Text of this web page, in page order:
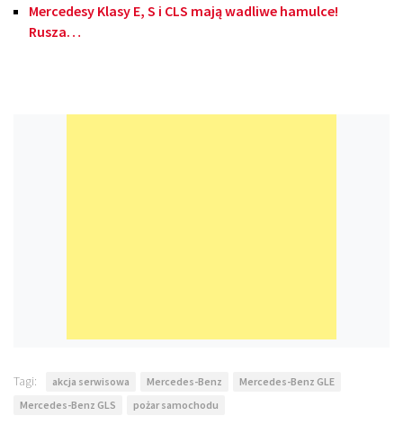
Mercedesy Klasy E, S i CLS mają wadliwe hamulce!
Rusza…
Tagi: akcja serwisowa Mercedes-Benz
Mercedes-Benz GLE
Mercedes-Benz GLS
pożar samochodu